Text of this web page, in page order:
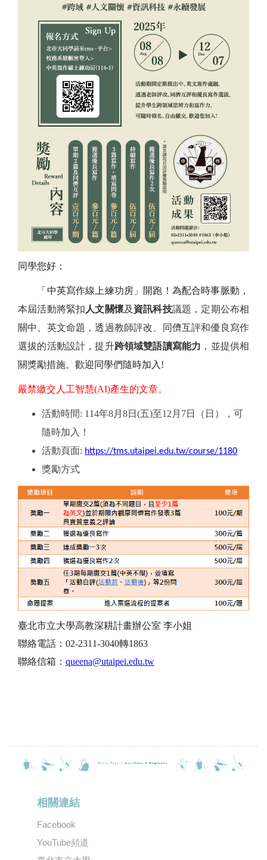
同學您好：
「中英寫作線上練功房」開跑！為配合時事脈動，
本屆活動將緊扣人文關懷及 資訊科技議題，定期公布相
關中、英文命題，透過教師評改、同儕互評和優良寫作
選拔的活動設計，提升跨領域雙語讀寫能力 ，並提供相
關獎勵措施。 歡迎同學們隨時加入!
嚴禁繳交人工智慧(AI)產生的文章。
活動時間: 114年8月8日(五)至12月7日（日），可
隨時加入！
活動頁面: https://tms.utaipei.edu.tw/course/1180
獎勵方式
臺北市立大學高教深耕計畫辦公室 李小姐
聯絡電話：02-2311-3040轉1863
聯絡信箱： queena@utaipei.edu.tw
相關連結
Facebook
YouTube頻道